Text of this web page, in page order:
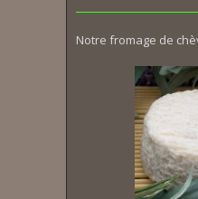
Notre fromage de